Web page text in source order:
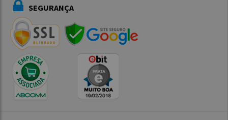
SEGURANÇA